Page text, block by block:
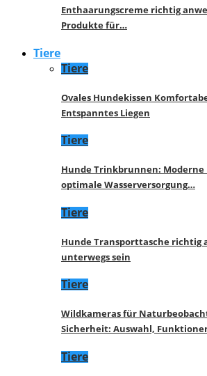
Enthaarungscreme richtig
Produkte für…
Tiere
Tiere
Ovales Hundekissen
Entspanntes Liegen
Tiere
Hunde Trinkbrunnen: Moderne
optimale Wasserversorgung…
Tiere
Hunde Transporttasche richtig
unterwegs sein
Tiere
Wildkameras für
Sicherheit: Auswahl,
Tiere